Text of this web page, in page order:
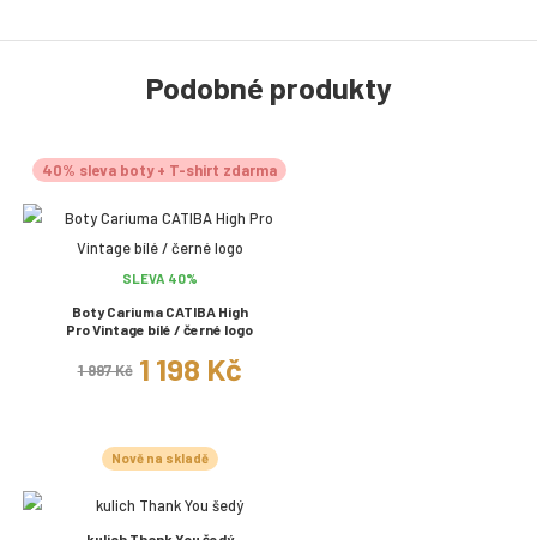
Podobné produkty
40% sleva boty + T-shirt zdarma
SLEVA 40%
Boty Cariuma CATIBA High
Pro Vintage bílé / černé logo
1 997 Kč 1 198 Kč
Nově na skladě